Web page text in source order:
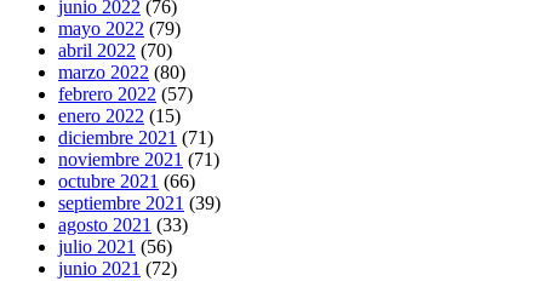
junio 2022 (76)
mayo 2022 (79)
abril 2022 (70)
marzo 2022 (80)
febrero 2022 (57)
enero 2022 (15)
diciembre 2021 (71)
noviembre 2021 (71)
octubre 2021 (66)
septiembre 2021 (39)
agosto 2021 (33)
julio 2021 (56)
junio 2021 (72)